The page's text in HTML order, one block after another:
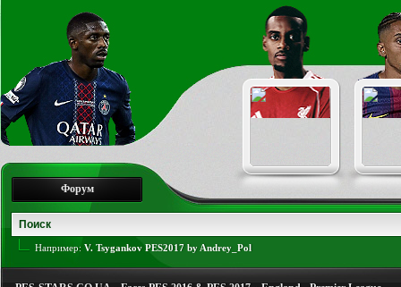
Форум
Например: V. Tsygankov PES2017 by Andrey_Pol